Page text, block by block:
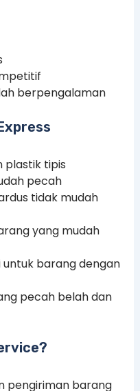
berpengalaman
plastik tipis
pecah
tidak mudah
yang mudah
barang dengan
pecah belah dan
pengiriman barang